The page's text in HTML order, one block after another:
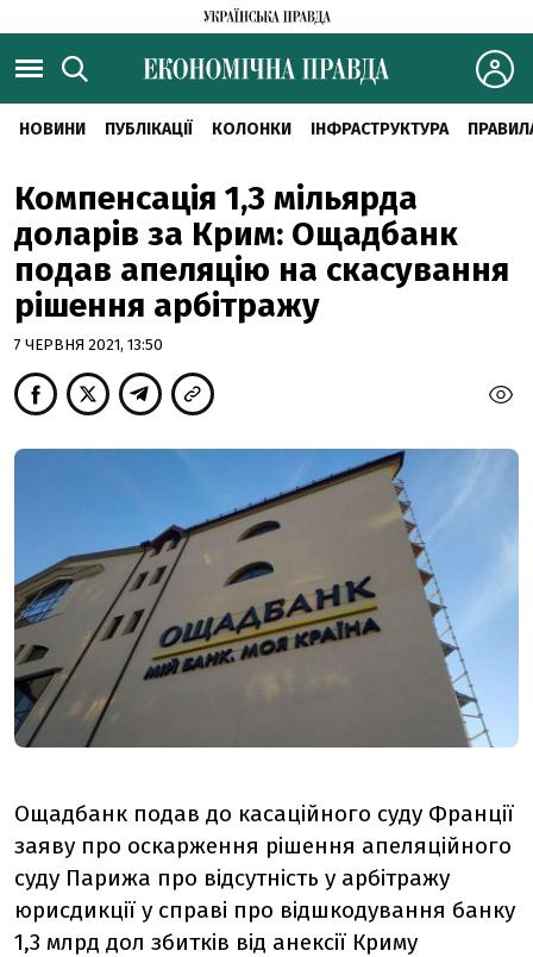
НОВИНИ ПУБЛІКАЦІЇ КОЛОНКИ ІНФРАСТРУКТУРА
Компенсація 1,3 мільярда
доларів за Крим: Ощадбанк
подав апеляцію на скасування
рішення арбітражу
7 ЧЕРВНЯ 2021, 13:50
Ощадбанк подав до касаційного суду Франції
заяву про оскарження рішення апеляційного
суду Парижа про відсутність у арбітражу
юрисдикції у справі про відшкодування банку
1,3 млрд дол збитків від анексії Криму